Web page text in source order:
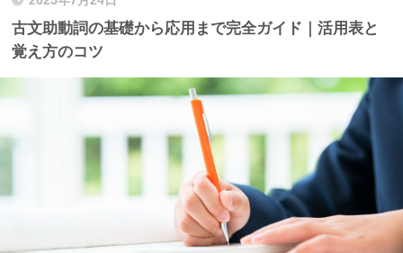
古文助動詞の基礎から応用まで完全ガイド｜活用表と
覚え方のコツ